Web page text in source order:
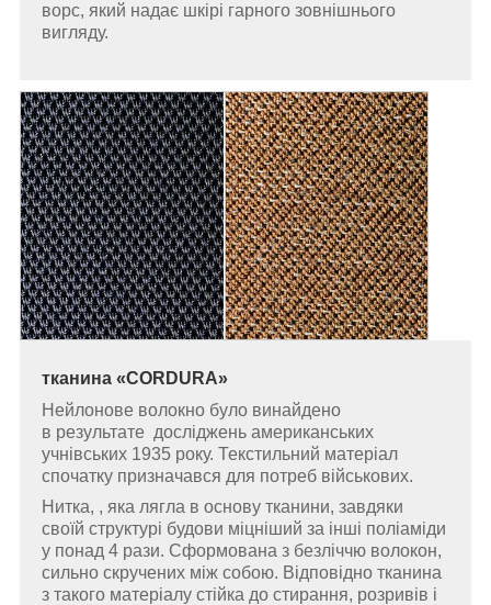
ворс, який надає шкірі гарного зовнішнього
вигляду.
тканина «CORDURA»
Нейлонове волокно було винайдено
в результате досліджень американських
учнівських 1935 року. Текстильний матеріал
спочатку призначався для потреб військових.
Нитка, , яка лягла в основу тканини, завдяки
своїй структурі будови міцніший за інші поліаміди
у понад 4 рази. Сформована з безліччю волокон,
сильно скручених між собою. Відповідно тканина
з такого матеріалу стійка до стирання, розривів і